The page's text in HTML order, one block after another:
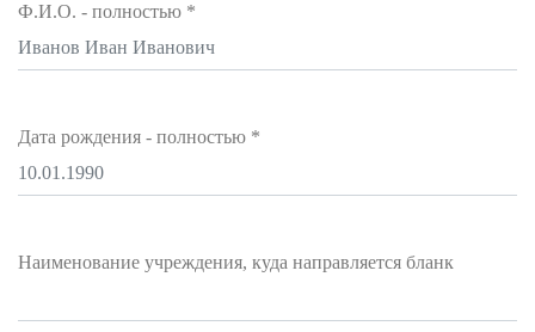
Ф.И.О. - полностью *
Дата рождения - полностью *
Наименование учреждения, куда направляется бланк